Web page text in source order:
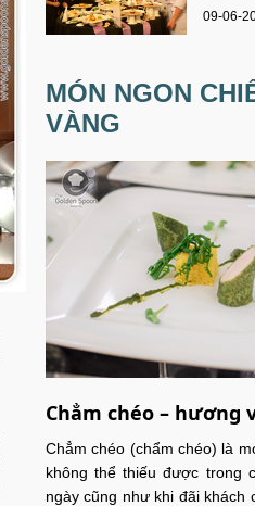
09-06-
MÓN NGON
VÀNG
Chẳm chéo – hương
Chẳm chéo (chẩm chéo) là
không thể thiếu được trong
ngày cũng như khi đãi khách